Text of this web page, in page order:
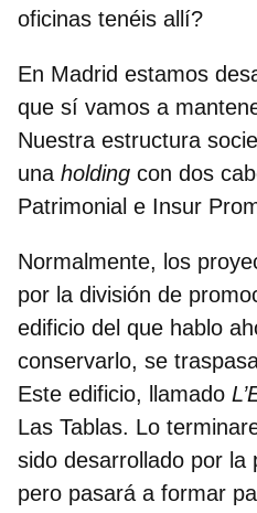
oficinas tenéis allí?
En Madrid estamos
que sí vamos a
Nuestra estructura
una holding con dos
Patrimonial e Insur
Normalmente, los
por la división de
edificio del que hablo
conservarlo, se
Este edificio, llamado
Las Tablas. Lo
sido desarrollado por la
pero pasará a formar